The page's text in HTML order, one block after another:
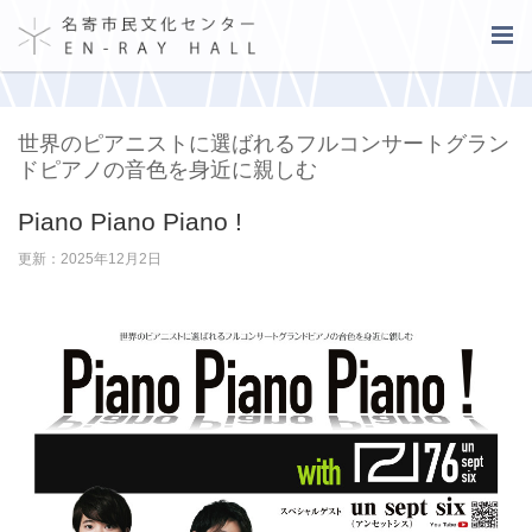
世界のピアニストに選ばれるフルコンサートグラン
ドピアノの音色を身近に親しむ
Piano Piano Piano !
更新：2025年12月2日